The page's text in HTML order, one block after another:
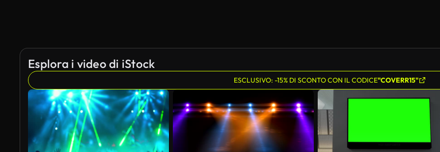
Esplora i video di iStock
ESCLUSIVO: -15% DI SCONTO CON IL CODICE"COVERR15"